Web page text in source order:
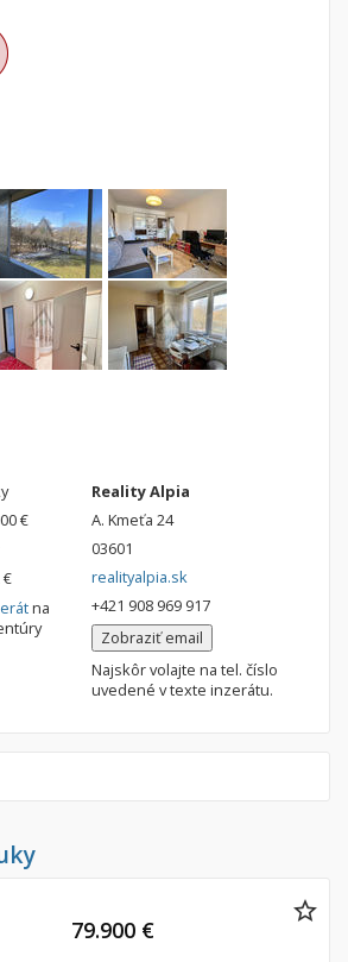
pozemky
Administratívne, obchodné
Garáž, garážové státie
Filtre
Ponuka RK
Len s fotkou
Novostavba
€
€
na
Reality Alpia
A. Kmeťa 24
03601
realityalpia.sk
+421 908 969 917
Zobraziť email
Najskôr volajte na tel. číslo
uvedené v texte inzerátu.
79.900 €